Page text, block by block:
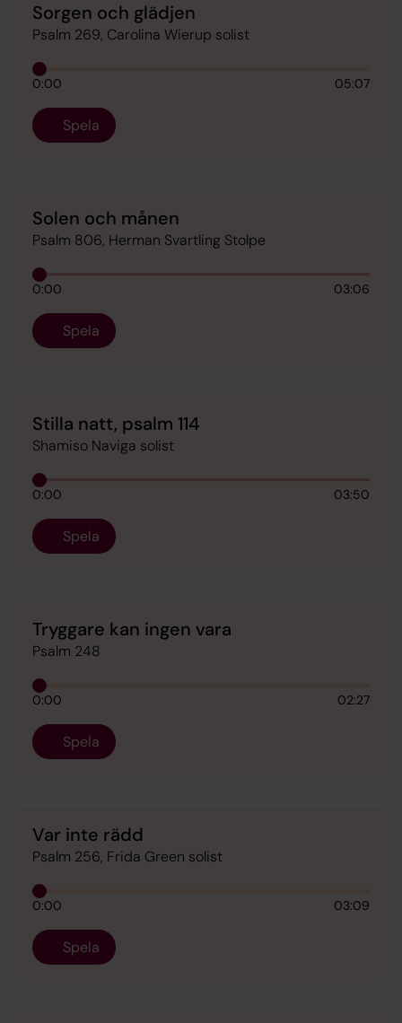
Sorgen och glädjen
Psalm 269, Carolina Wierup solist
0:00 05:07
Spela
Solen och månen
Psalm 806, Herman Svartling Stolpe
0:00 03:06
Spela
Stilla natt, psalm 114
Shamiso Naviga solist
0:00 03:50
Spela
Tryggare kan ingen vara
Psalm 248
0:00 02:27
Spela
Var inte rädd
Psalm 256, Frida Green solist
0:00 03:09
Spela